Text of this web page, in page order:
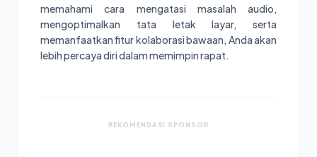
memahami cara mengatasi masalah audio,
mengoptimalkan tata letak layar, serta
memanfaatkan fitur kolaborasi bawaan, Anda akan
lebih percaya diri dalam memimpin rapat.
REKOMENDASI SPONSOR